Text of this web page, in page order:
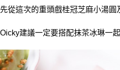
先從這次的重頭戲桂冠芝麻小湯圓
Oicky建議一定要搭配抹茶冰琳一